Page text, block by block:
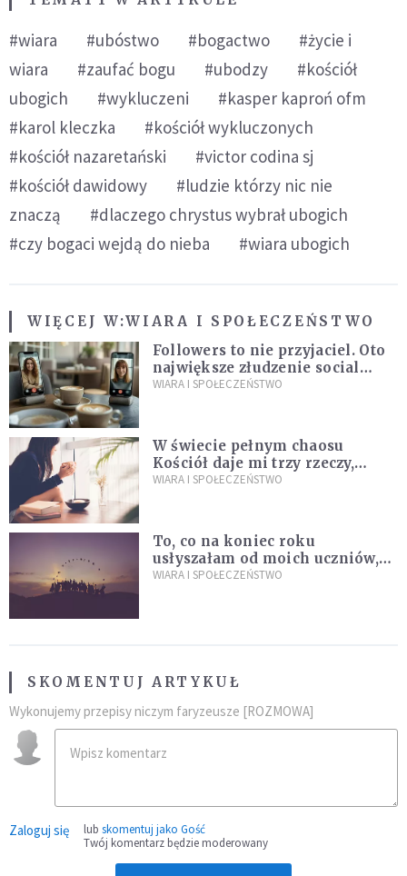
#wiara #ubóstwo #bogactwo
#życie i
wiara
#zaufać bogu #ubodzy
#kościół
ubogich
#wykluczeni
#kasper kaproń ofm
#karol kleczka
#kościół wykluczonych
#kościół nazaretański
#victor codina sj
#kościół dawidowy
#ludzie którzy nic nie
znaczą
#dlaczego chrystus wybrał ubogich
#czy bogaci wejdą do nieba
#wiara ubogich
WIĘCEJ W:WIARA I SPOŁECZEŃSTWO
Followers to nie przyjaciel. Oto
największe złudzenie social
mediów
WIARA I SPOŁECZEŃSTWO
W świecie pełnym chaosu
Kościół daje mi trzy rzeczy,
których wszystkim dziś bardzo
WIARA I SPOŁECZEŃSTWO
To, co na koniec roku
usłyszałam od moich uczniów,
idealnie tłumaczy nową
WIARA I SPOŁECZEŃSTWO
SKOMENTUJ ARTYKUŁ
Wykonujemy przepisy niczym faryzeusze [ROZMOWA]
Zaloguj się lub skomentuj jako Gość
Twój komentarz będzie moderowany